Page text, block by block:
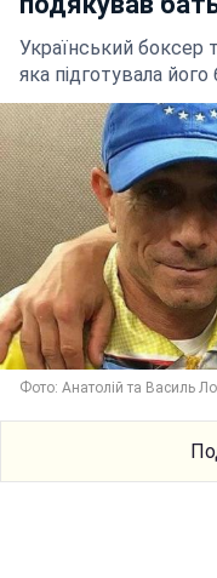
Український боксер
яка підготувала
Фото: Анатолій та Василь